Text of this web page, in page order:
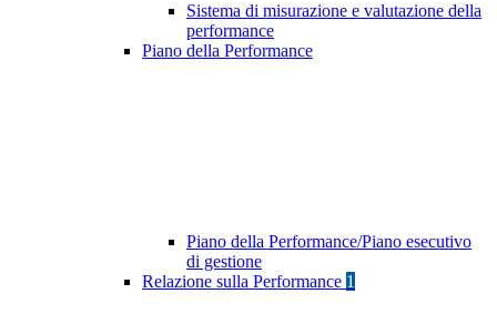
Sistema di misurazione e valutazione della
performance
Piano della Performance
Piano della Performance/Piano esecutivo
di gestione
Relazione sulla Performance 1